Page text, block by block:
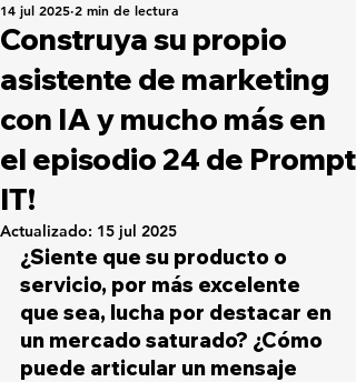
Construya su propio
asistente de marketing
con IA y mucho más en
el episodio 24 de Prompt
IT!
14 jul 2025 2 min de lectura
Actualizado: 15 jul 2025
¿Siente que su producto o
servicio, por más excelente
que sea, lucha por destacar en
un mercado saturado? ¿Cómo
puede articular un mensaje